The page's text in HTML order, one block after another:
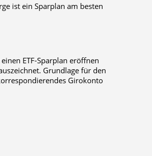
ist ein Sparplan am besten
ETF-Sparplan eröffnen
Grundlage für den
Girokonto